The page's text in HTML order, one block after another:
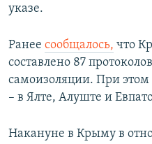
указе.
Ранее сообщалось, что
составлено 87
самоизоляции. При
– в Ялте, Алуште и
Накануне в Крыму в